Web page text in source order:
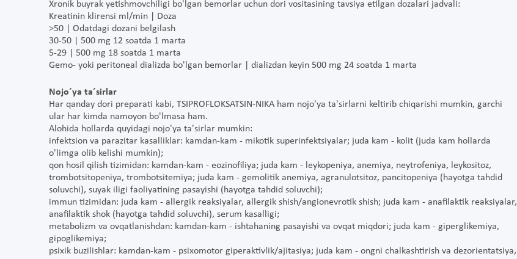
Xronik buyrak yetishmovchiligi bo'lgan bemorlar uchun dori vositasining tavsiya etilgan dozalari jadvali:
Kreatinin klirensi ml/min | Doza
>50 | Odatdagi dozani belgilash
30-50 | 500 mg 12 soatda 1 marta
5-29 | 500 mg 18 soatda 1 marta
Gemo- yoki peritoneal dializda bo'lgan bemorlar | dializdan keyin 500 mg 24 soatda 1 marta
Nojo´ya ta´sirlar
Har qanday dori preparati kabi, TSIPROFLOKSATSIN-NIKA ham nojo'ya ta'sirlarni keltirib chiqarishi mumkin, garchi
ular har kimda namoyon bo'lmasa ham.
Alohida hollarda quyidagi nojo'ya ta'sirlar mumkin:
infektsion va parazitar kasalliklar: kamdan-kam - mikotik superinfektsiyalar; juda kam - kolit (juda kam hollarda
o'limga olib kelishi mumkin);
qon hosil qilish tizimidan: kamdan-kam - eozinofiliya; juda kam - leykopeniya, anemiya, neytrofeniya, leykositoz,
trombotsitopeniya, trombotsitemiya; juda kam - gemolitik anemiya, agranulotsitoz, pancitopeniya (hayotga tahdid
soluvchi), suyak iligi faoliyatining pasayishi (hayotga tahdid soluvchi);
immun tizimidan: juda kam - allergik reaksiyalar, allergik shish/angionevrotik shish; juda kam - anafilaktik reaksiyalar,
anafilaktik shok (hayotga tahdid soluvchi), serum kasalligi;
metabolizm va ovqatlanishdan: kamdan-kam - ishtahaning pasayishi va ovqat miqdori; juda kam - giperglikemiya,
gipoglikemiya;
psixik buzilishlar: kamdan-kam - psixomotor giperaktivlik/ajitasiya; juda kam - ongni chalkashtirish va dezorientatsiya,